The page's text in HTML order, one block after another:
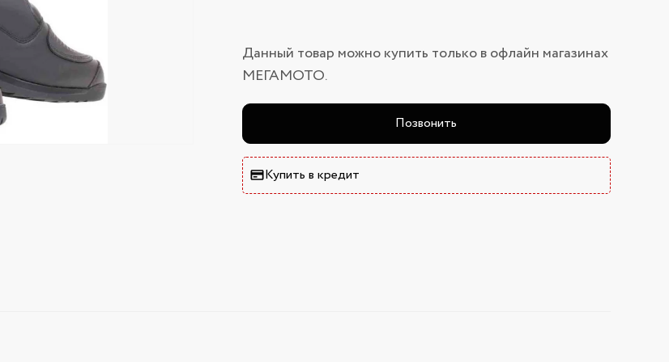
Данный товар можно купить только в офлайн магазинах
МЕГАМОТО.
Позвонить
Купить в кредит